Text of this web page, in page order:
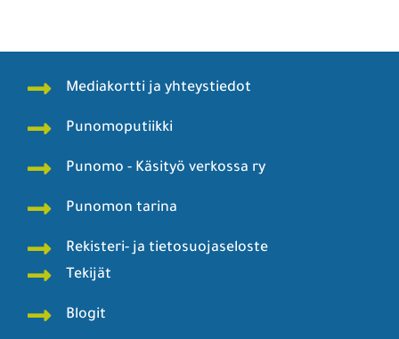
Mediakortti ja yhteystiedot
Punomoputiikki
Punomo - Käsityö verkossa ry
Punomon tarina
Rekisteri- ja tietosuojaseloste
Tekijät
Blogit